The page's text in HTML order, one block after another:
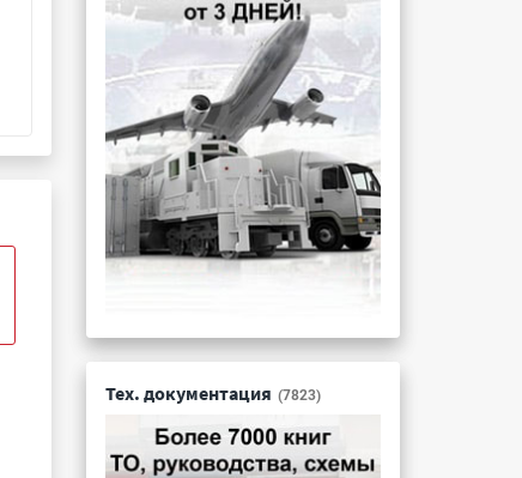
Подробнее ...
Тех. документация (7823)